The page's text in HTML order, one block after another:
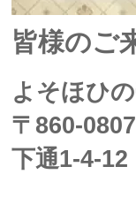
皆様のご
よそほひ
〒860-0807
下通1-4-12